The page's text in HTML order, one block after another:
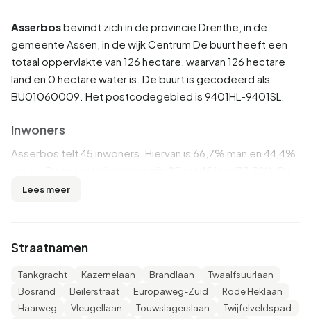
Asserbosbevindt zich in de provincie Drenthe , in de
gemeente Assen , in de wijkCentrum De buurt heeft een
totaal oppervlakte van 126 hectare, waarvan 126 hectare
land en 0 hectare water is. De buurt is gecodeerd als
BU01060009. Het postcodegebied is 9401HL-9401SL.
Inwoners
Asserbos telt 45 inwoners. Hiervan is 66,7% man en 44,4%
overige leeftijden zijn 22,2% voor '15 tot 25 jaar', 22,2%
verweduwd. 40 inwoners komen uit Nederland en 10
komen uit landen buiten Europa.
Er zijn 20 huishoudens in Asserbos. 75,0% daarvan zijn
Lees meer
Straatnamen
Tankgracht Kazernelaan Brandlaan
Twaalfsuurlaan
Bosrand
Beilerstraat Europaweg-Zuid
Rode Heklaan
Haarweg
Vleugellaan Touwslagerslaan
Twijfelveldspad